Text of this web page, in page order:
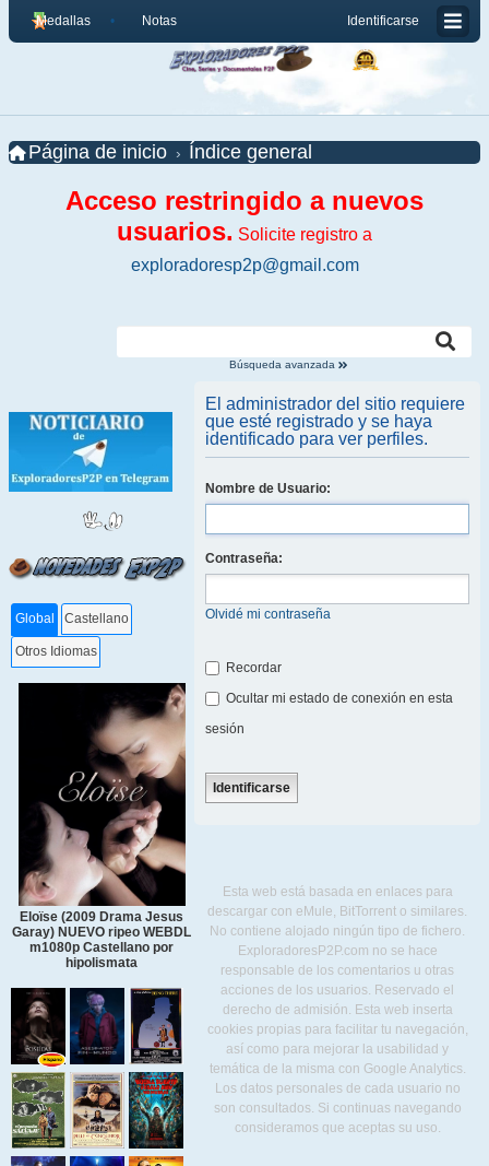
Identificarse
Medallas Notas
Página de inicio Índice general
Acceso restringido a nuevos
usuarios. Solicite registro a
exploradoresp2p@gmail.com
Búsqueda avanzada
Global Castellano
Otros Idiomas
Eloïse (2009 Drama Jesus
Garay) NUEVO ripeo WEBDL
m1080p Castellano por
hipolismata
El administrador del sitio requiere
que esté registrado y se haya
identificado para ver perfiles.
Nombre de Usuario:
Contraseña:
Olvidé mi contraseña
Recordar
Ocultar mi estado de conexión en esta
sesión
Esta web está basada en enlaces para
descargar con eMule, BitTorrent o similares.
No contiene alojado ningún tipo de fichero.
ExploradoresP2P.com no se hace
responsable de los comentarios u otras
acciones de los usuarios. Reservado el
derecho de admisión. Esta web inserta
cookies propias para facilitar tu navegación,
así como para mejorar la usabilidad y
temática de la misma con Google Analytics.
Los datos personales de cada usuario no
son consultados. Si continuas navegando
consideramos que aceptas su uso.